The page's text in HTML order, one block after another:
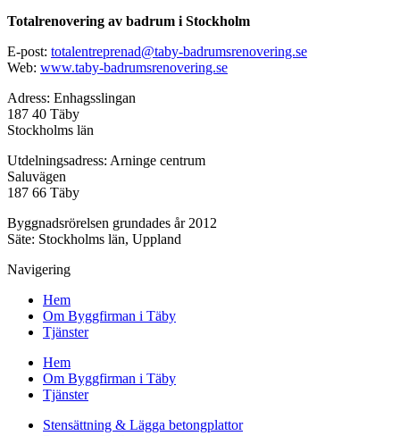
Totalrenovering av badrum i Stockholm
E-post: totalentreprenad@taby-badrumsrenovering.se
Web: www.taby-badrumsrenovering.se
Adress: Enhagsslingan
187 40 Täby
Stockholms län
Utdelningsadress: Arninge centrum
Saluvägen
187 66 Täby
Byggnadsrörelsen grundades år 2012
Säte: Stockholms län, Uppland
Navigering
Hem
Om Byggfirman i Täby
Tjänster
Hem
Om Byggfirman i Täby
Tjänster
Stensättning & Lägga betongplattor